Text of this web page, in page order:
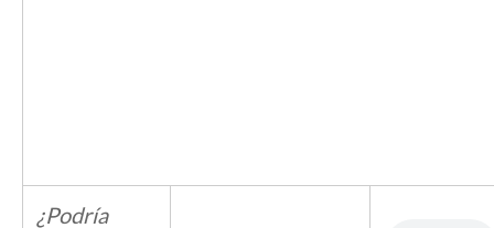
¿Podría